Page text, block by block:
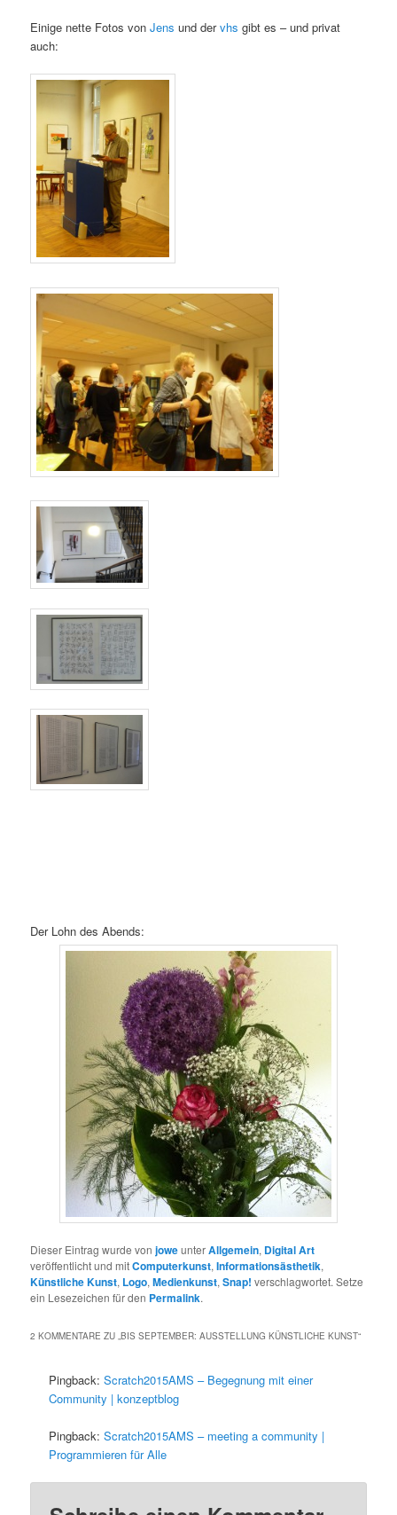
Einige nette Fotos vonJens und dervhs gibt es – und privat
auch:
Der Lohn des Abends:
Dieser Eintrag wurde vonjoweunterAllgemein, Digital Art
veröffentlicht und mitComputerkunst,Informationsästhetik,
Künstliche Kunst, Logo,Medienkunst,Snap! verschlagwortet. Setze
ein Lesezeichen für den Permalink.
2 KOMMENTARE ZU „BIS SEPTEMBER: AUSSTELLUNG KÜNSTLICHE KUNST“
Pingback:Scratch2015AMS – Begegnung mit einer
Community | konzeptblog
Pingback:Scratch2015AMS – meeting a community |
Programmieren für Alle